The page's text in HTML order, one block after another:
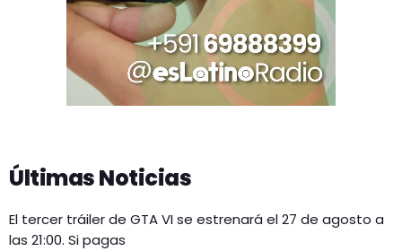
Últimas Noticias
El tercer tráiler de GTA VI se estrenará el 27 de agosto a
las 21:00. Si pagas